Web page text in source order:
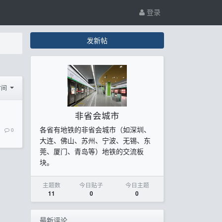
登录
0
发新帖
非省会城市
各省有地铁的非省会城市（如深圳、
大连、佛山、苏州、宁波、无锡、东
莞、厦门、青岛等）地铁的交流板
块。
主题数
11
今日贴子
0
今日主题
0
最新评论